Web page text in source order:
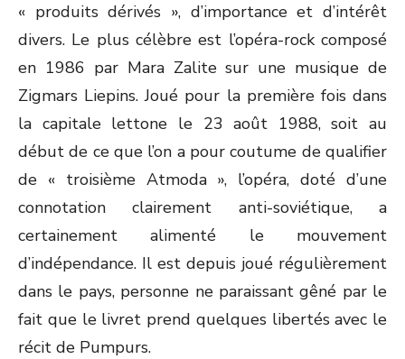
« produits dérivés », d’importance et d’intérêt
divers. Le plus célèbre est l’opéra-rock composé
en 1986 par Mara Zalite sur une musique de
Zigmars Liepins. Joué pour la première fois dans
la capitale lettone le 23 août 1988, soit au
début de ce que l’on a pour coutume de qualifier
de « troisième Atmoda », l’opéra, doté d’une
connotation clairement anti-soviétique, a
certainement alimenté le mouvement
d’indépendance. Il est depuis joué régulièrement
dans le pays, personne ne paraissant gêné par le
fait que le livret prend quelques libertés avec le
récit de Pumpurs.